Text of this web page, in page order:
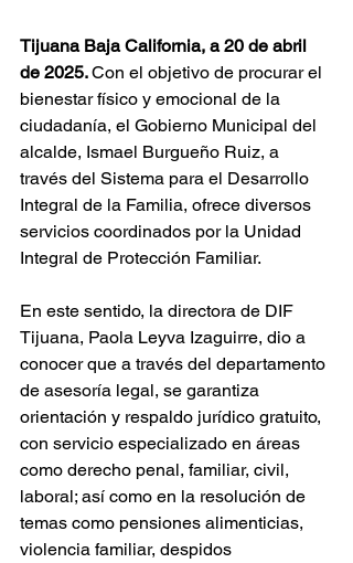
Tijuana Baja California, a 20 de abril
de 2025. Con el objetivo de procurar el
bienestar físico y emocional de la
ciudadanía, el Gobierno Municipal del
alcalde, Ismael Burgueño Ruiz, a
través del Sistema para el Desarrollo
Integral de la Familia, ofrece diversos
servicios coordinados por la Unidad
Integral de Protección Familiar.
En este sentido, la directora de DIF
Tijuana, Paola Leyva Izaguirre, dio a
conocer que a través del departamento
de asesoría legal, se garantiza
orientación y respaldo jurídico gratuito,
con servicio especializado en áreas
como derecho penal, familiar, civil,
laboral; así como en la resolución de
temas como pensiones alimenticias,
violencia familiar, despidos